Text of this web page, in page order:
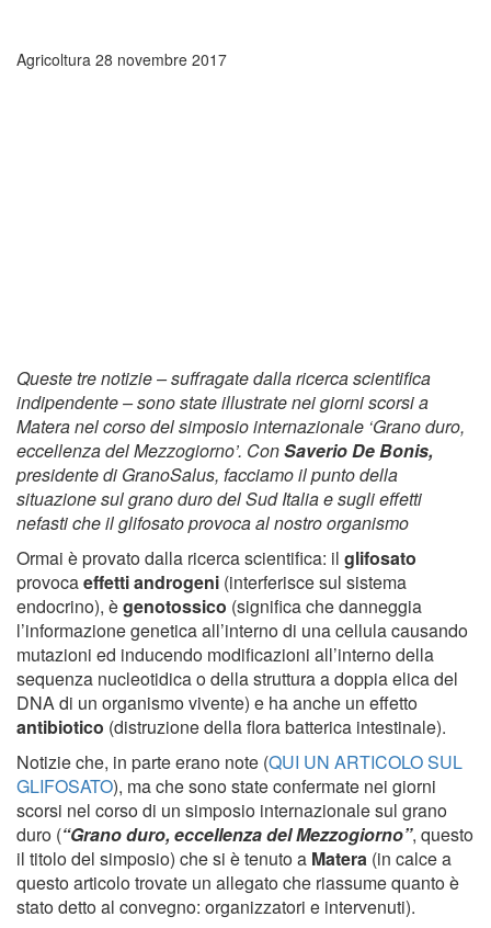
Agricoltura 28 novembre 2017
Queste tre notizie – suffragate dalla ricerca scientifica
indipendente – sono state illustrate nei giorni scorsi a
Matera nel corso del simposio internazionale ‘Grano duro,
eccellenza del Mezzogiorno’. ConSaverio De Bonis,
presidente di GranoSalus, facciamo il punto della
situazione sul grano duro del Sud Italia e sugli effetti
nefasti che il glifosato provoca al nostro organismo
Ormai è provato dalla ricerca scientifica: il glifosato
provocaeffetti androgeni (interferisce sul sistema
endocrino), ègenotossico (significa che danneggia
l’informazione genetica all’interno di una cellula causando
mutazioni ed inducendo modificazioni all’interno della
sequenza nucleotidica o della struttura a doppia elica del
DNA di un organismo vivente) e ha anche un effetto
antibiotico (distruzione della flora batterica intestinale).
Notizie che, in parte erano note (QUI UN ARTICOLO SUL
GLIFOSATO), ma che sono state confermate nei giorni
scorsi nel corso di un simposio internazionale sul grano
duro (“Grano duro, eccellenza del Mezzogiorno”, questo
il titolo del simposio) che si è tenuto a Matera (in calce a
questo articolo trovate un allegato che riassume quanto è
stato detto al convegno: organizzatori e intervenuti).